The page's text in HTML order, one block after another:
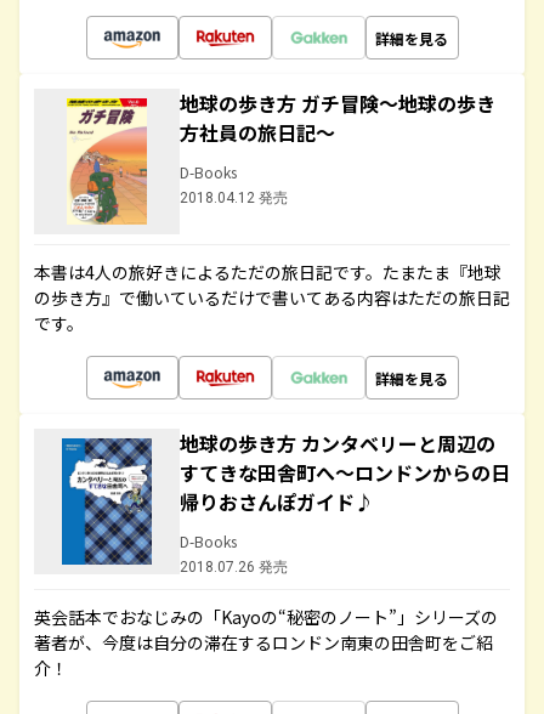
詳細を見る
地球の歩き方 ガチ冒険～地球の歩き
方社員の旅日記～
D-Books
2018.04.12 発売
本書は4人の旅好きによるただの旅日記です。たまたま『地球
の歩き方』で働いているだけで書いてある内容はただの旅日記
です。
詳細を見る
地球の歩き方 カンタベリーと周辺の
すてきな田舎町へ～ロンドンからの日
帰りおさんぽガイド♪
D-Books
2018.07.26 発売
英会話本でおなじみの「Kayoの“秘密のノート”」シリーズの
著者が、今度は自分の滞在するロンドン南東の田舎町をご紹
介！